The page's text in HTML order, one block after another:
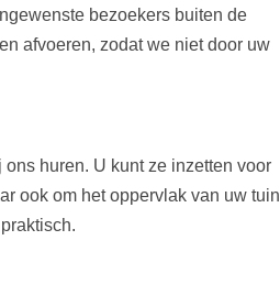
bezoekers buiten de
afvoeren, zodat we niet door uw
huren. U kunt ze inzetten voor
ook om het oppervlak van uw tuin